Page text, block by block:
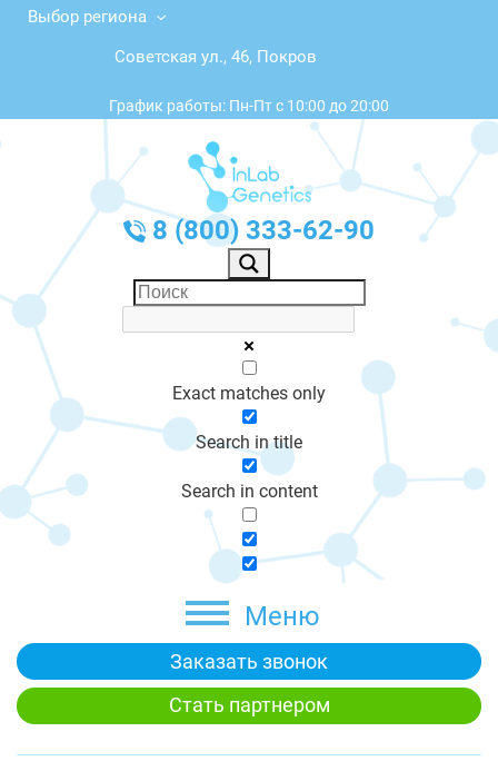
Выбор региона
Советская ул., 46, Покров
График работы: Пн-Пт с 10:00 до 20:00
8 (800) 333-62-90
Exact matches only
Search in title
Search in content
Меню
Заказать звонок
Стать партнером